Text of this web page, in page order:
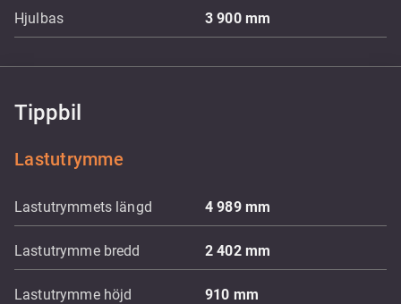
Hjulbas 3 900 mm
Tippbil
Lastutrymme
Lastutrymmets längd 4 989 mm
Lastutrymme bredd 2 402 mm
Lastutrymme höjd 910 mm